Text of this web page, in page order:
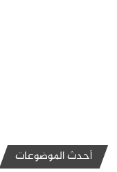
أحدث الموضوعات